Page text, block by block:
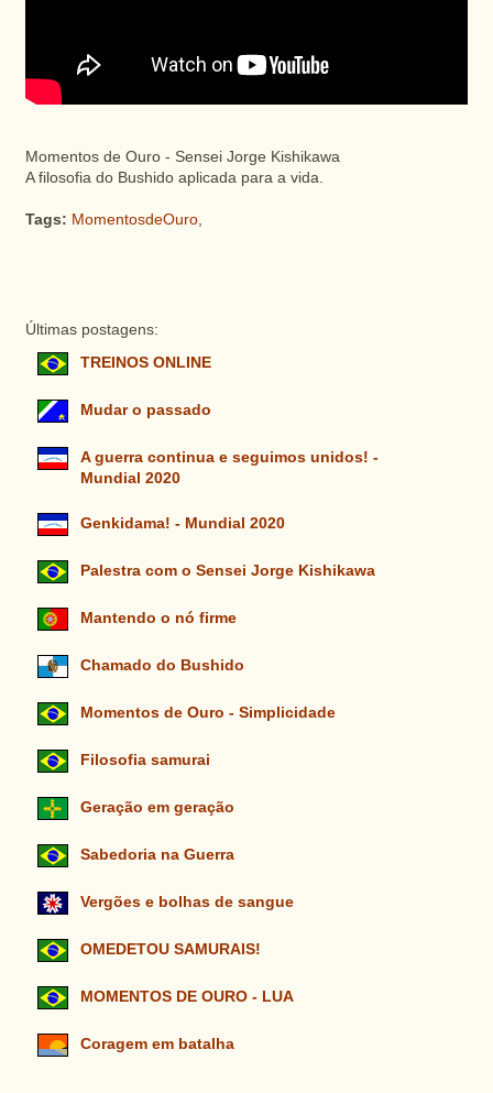
Momentos de Ouro - Sensei Jorge Kishikawa
A filosofia do Bushido aplicada para a vida.
Tags: MomentosdeOuro,
Últimas postagens:
TREINOS ONLINE
Mudar o passado
A guerra continua e seguimos unidos! -
Mundial 2020
Genkidama! - Mundial 2020
Palestra com o Sensei Jorge Kishikawa
Mantendo o nó firme
Chamado do Bushido
Momentos de Ouro - Simplicidade
Filosofia samurai
Geração em geração
Sabedoria na Guerra
Vergões e bolhas de sangue
OMEDETOU SAMURAIS!
MOMENTOS DE OURO - LUA
Coragem em batalha